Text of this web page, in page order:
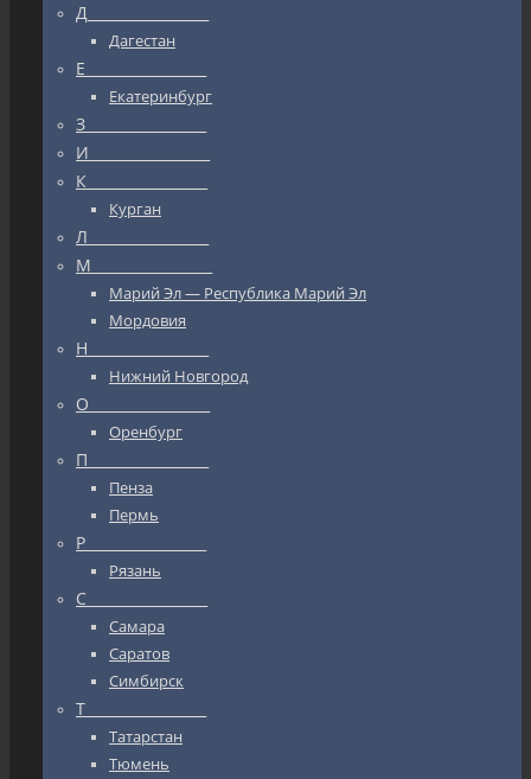
Д_________________
Дагестан
Е_________________
Екатеринбург
З_________________
И_________________
К_________________
Курган
Л_________________
М_________________
Марий Эл — Республика Марий Эл
Мордовия
Н_________________
Нижний Новгород
О_________________
Оренбург
П_________________
Пенза
Пермь
Р_________________
Рязань
С_________________
Самара
Саратов
Симбирск
Т_________________
Татарстан
Тюмень